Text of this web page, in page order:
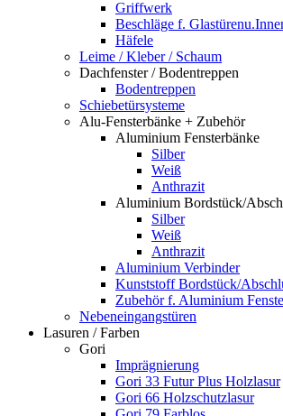
Griffwerk
Beschläge f.
Häfele
Leime / Kleber / Schaum
Dachfenster / Bodentreppen
Bodentreppen
Schiebetürsysteme
Alu-Fensterbänke + Zubehör
Aluminium Fensterbänke
Silber
Weiß
Anthrazit
Aluminium Bordstück/
Silber
Weiß
Anthrazit
Aluminium Verbinder
Kunststoff Bordstück/
Zubehör f. Aluminium
Nebeneingangstüren
Lasuren / Farben
Gori
Imprägnierung
Gori 33 Futur Plus Holzlasur
Gori 66 Holzschutzlasur